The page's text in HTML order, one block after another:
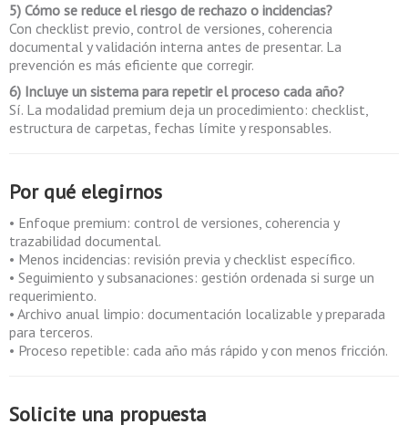
5) Cómo se reduce el riesgo de rechazo o incidencias?
Con checklist previo, control de versiones, coherencia
documental y validación interna antes de presentar. La
prevención es más eficiente que corregir.
6) Incluye un sistema para repetir el proceso cada año?
Sí. La modalidad premium deja un procedimiento: checklist,
estructura de carpetas, fechas límite y responsables.
Por qué elegirnos
• Enfoque premium: control de versiones, coherencia y
trazabilidad documental.
• Menos incidencias: revisión previa y checklist específico.
• Seguimiento y subsanaciones: gestión ordenada si surge un
requerimiento.
• Archivo anual limpio: documentación localizable y preparada
para terceros.
• Proceso repetible: cada año más rápido y con menos fricción.
Solicite una propuesta